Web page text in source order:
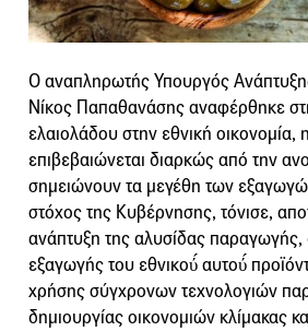
Ο αναπληρωτής Υπουργός
Νίκος Παπαθανάσης αναφέρθηκε
ελαιολάδου στην εθνική οικονομία,
επιβεβαιώνεται διαρκώς από την
σημειώνουν τα μεγέθη των
στόχος της Κυβέρνησης, τόνισε,
ανάπτυξη της αλυσίδας παραγωγής,
εξαγωγής του εθνικού́ αυτού́
χρήσης σύγχρονων τεχνολογιών
δημιουργίας οικονομιών κλίμακας